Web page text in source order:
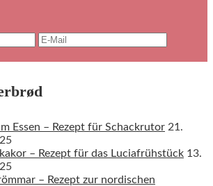
Essen – Rezept für Schackrutor 21.
– Rezept für das Luciafrühstück 13.
– Rezept zur nordischen